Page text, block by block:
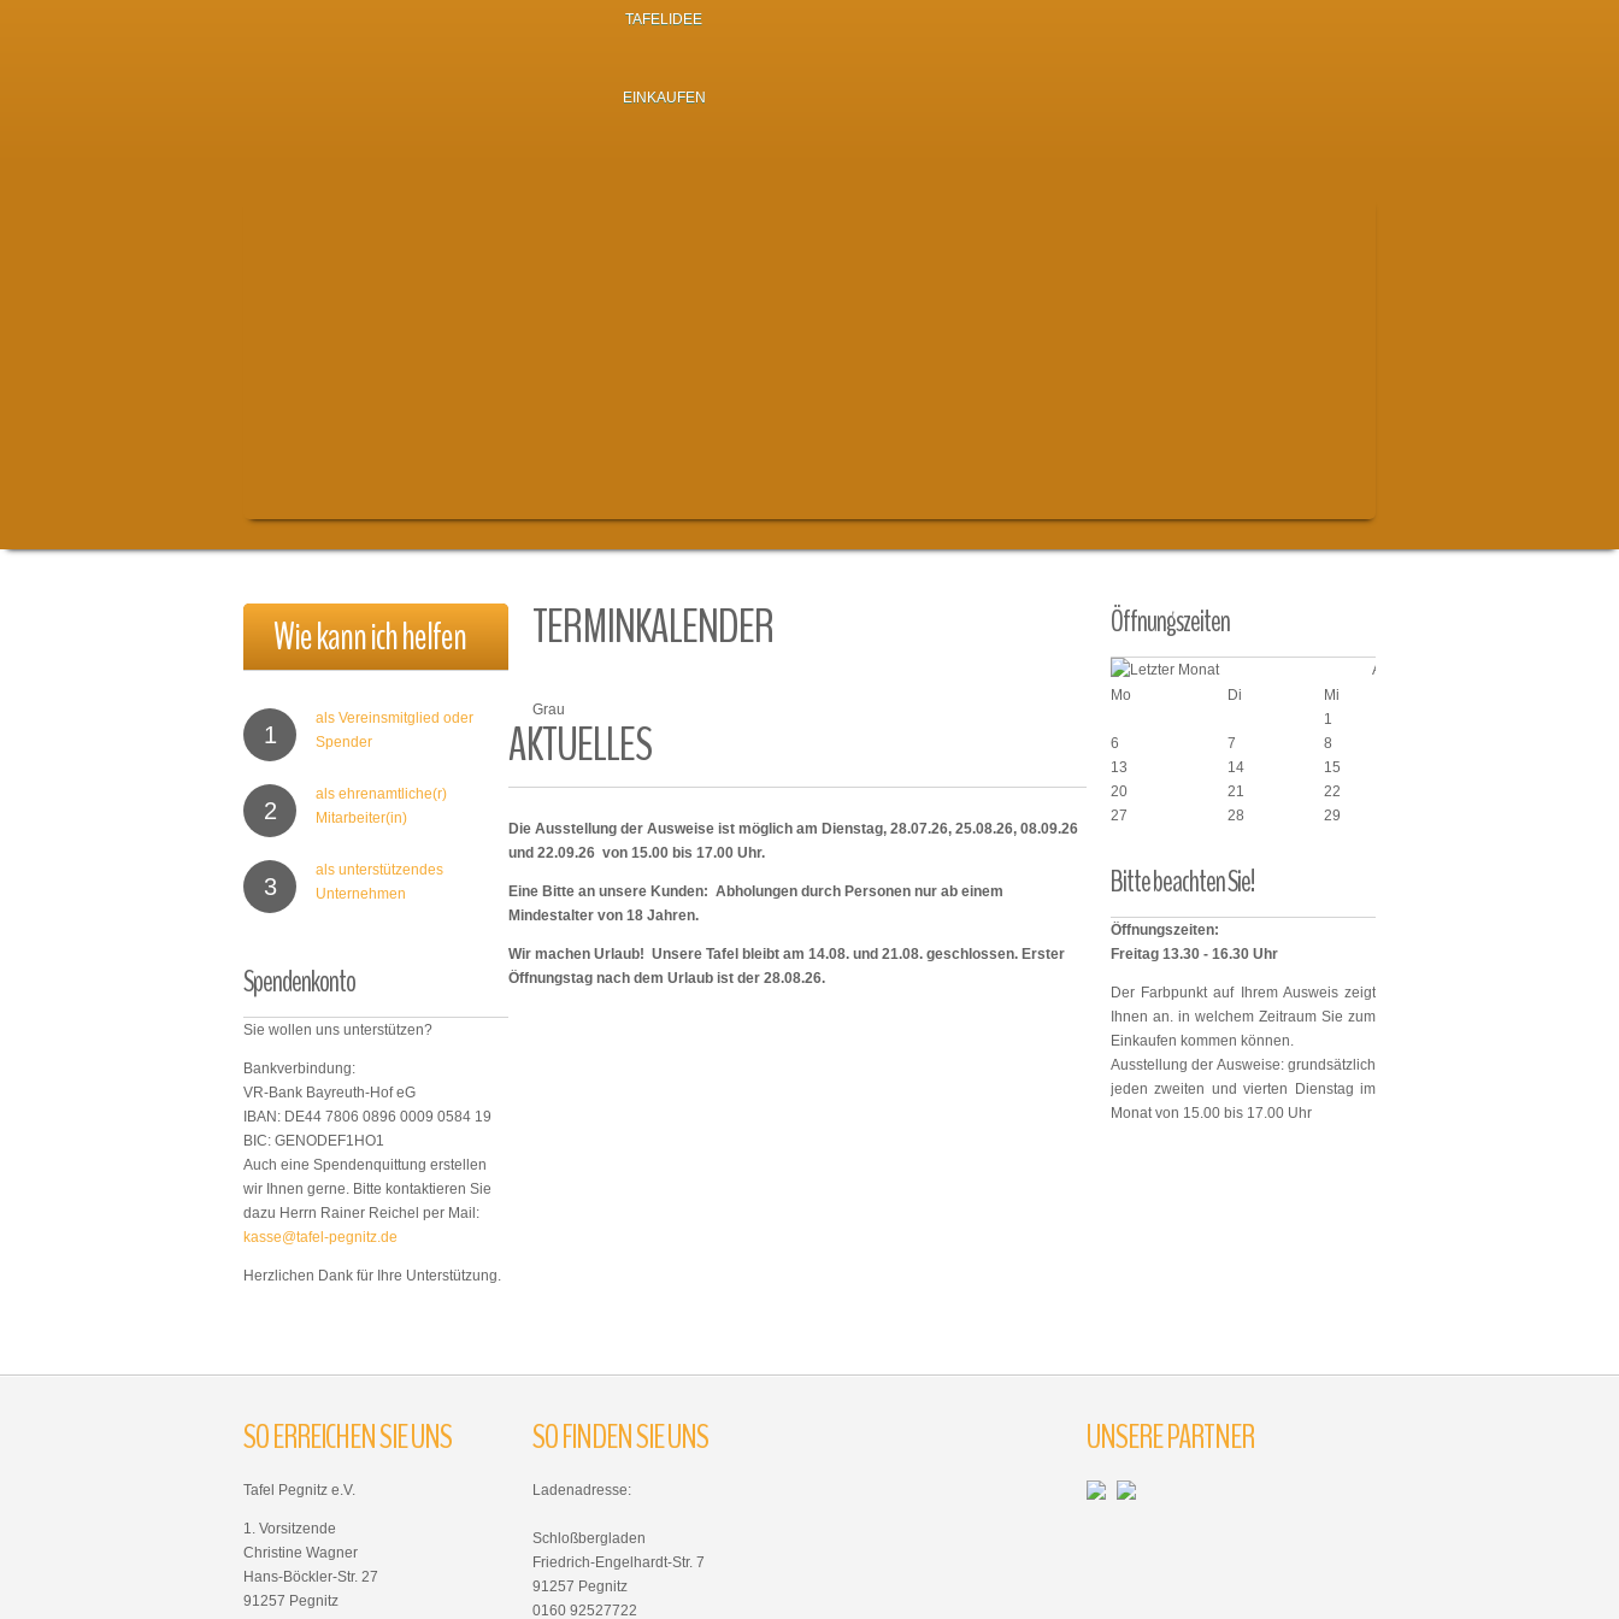
TAFELIDEE
EINKAUFEN
Wiekannichhelfen
1
als Vereinsmitglied oder
Spender
2
als ehrenamtliche(r)
Mitarbeiter(in)
3
als unterstützendes
Unternehmen
Spendenkonto
Sie wollen uns unterstützen?
Bankverbindung:
VR-Bank Bayreuth-Hof eG
IBAN: DE44 7806 0896 0009 0584 19
BIC: GENODEF1HO1
Auch eine Spendenquittung erstellen
wir Ihnen gerne. Bitte kontaktieren Sie
dazu Herrn Rainer Reichel per Mail:
kasse@tafel-pegnitz.de
Herzlichen Dank für Ihre Unterstützung.
TERMINKALENDER
Grau
AKTUELLES
Die Ausstellung der Ausweise ist möglich am Dienstag, 28.07.26, 25.08.26, 08.09.26
und 22.09.26 von 15.00 bis 17.00 Uhr.
Eine Bitte an unsere Kunden: Abholungen durch Personen nur ab einem
Mindestalter von 18 Jahren.
Wir machen Urlaub! Unsere Tafel bleibt am 14.08. und 21.08. geschlossen. Erster
Öffnungstag nach dem Urlaub ist der 28.08.26.
Öffnungszeiten
April 2026
Mo
Di Mi
1
6
7 8
13
14 15
20
21 22
27
28 29
BittebeachtenSie!
Öffnungszeiten:
Freitag 13.30 - 16.30 Uhr
Der Farbpunkt auf Ihrem Ausweis zeigt
Ihnen an. in welchem Zeitraum Sie zum
Einkaufen kommen können.
Ausstellung der Ausweise: grundsätzlich
jeden zweiten und vierten Dienstag im
Monat von 15.00 bis 17.00 Uhr
SOERREICHENSIEUNS
Tafel Pegnitz e.V.
1. Vorsitzende
Christine Wagner
Hans-Böckler-Str. 27
91257 Pegnitz
SOFINDENSIEUNS
Ladenadresse:
Schloßbergladen
Friedrich-Engelhardt-Str. 7
91257 Pegnitz
0160 92527722
UNSERE PARTNER